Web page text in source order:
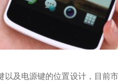
以及电源键的位置设计，目前
算力不是最贵的？谷歌首席科学家：把数据“搬来搬去”才是烧钱大头
家Jeff Dean近日在YC Startup School